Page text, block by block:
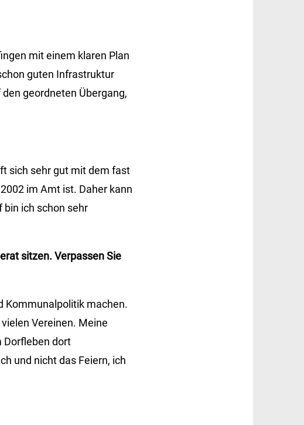
mit einem klaren Plan
guten Infrastruktur
geordneten Übergang,
sich sehr gut mit dem fast
im Amt ist. Daher kann
ich schon sehr
sitzen. Verpassen Sie
Kommunalpolitik machen.
Vereinen. Meine
Dorfleben dort
und nicht das Feiern, ich